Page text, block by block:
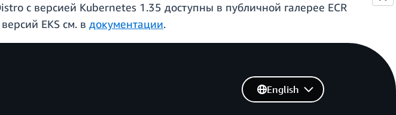
с версией Kubernetes 1.35 доступны в публичной галерее ECR
EKS см. в документации.
English